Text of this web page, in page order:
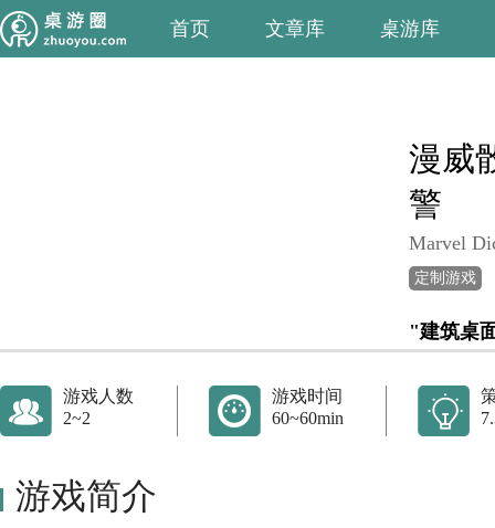
首页 文章库 桌游库
漫威
警
Marvel
定制游戏
"建筑桌
游戏人数
2~2
游戏时间
60~60min
游戏简介